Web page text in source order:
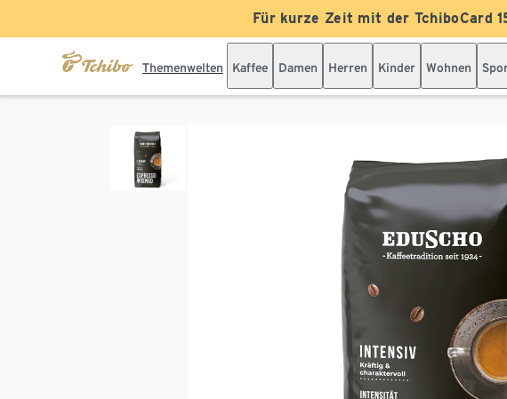
Für kurze Zeit mit der TchiboCard
Themenwelten Kaffee Damen Herren Kinder Wohnen